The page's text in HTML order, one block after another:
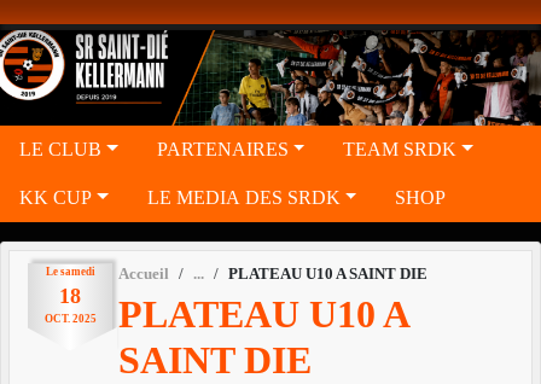
LE CLUB PARTENAIRES TEAM SRDK
KK CUP LE MEDIA DES SRDK SHOP
Le samedi
18
OCT. 2025
Accueil PLATEAU U10 A SAINT DIE
PLATEAU U10 A
SAINT DIE